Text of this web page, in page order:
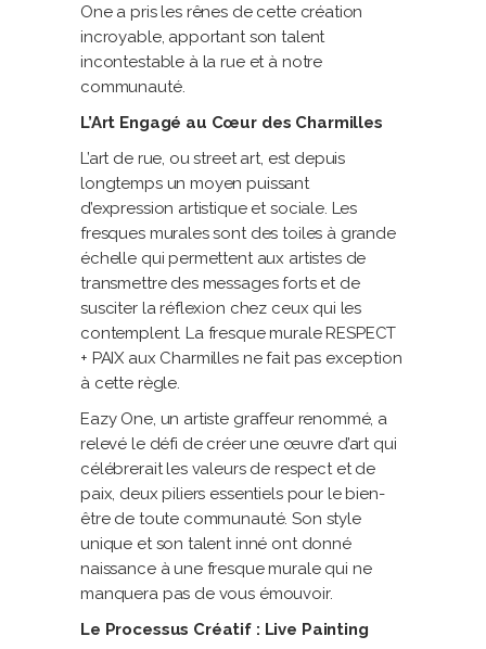
One a pris les rênes de cette création
incroyable, apportant son talent
incontestable à la rue et à notre
communauté.
L’Art Engagé au Cœur des Charmilles
L’art de rue, ou street art, est depuis
longtemps un moyen puissant
d’expression artistique et sociale. Les
fresques murales sont des toiles à grande
échelle qui permettent aux artistes de
transmettre des messages forts et de
susciter la réflexion chez ceux qui les
contemplent. La fresque murale RESPECT
+ PAIX aux Charmilles ne fait pas exception
à cette règle.
Eazy One, un artiste graffeur renommé, a
relevé le défi de créer une œuvre d’art qui
célébrerait les valeurs de respect et de
paix, deux piliers essentiels pour le bien-
être de toute communauté. Son style
unique et son talent inné ont donné
naissance à une fresque murale qui ne
manquera pas de vous émouvoir.
Le Processus Créatif : Live Painting